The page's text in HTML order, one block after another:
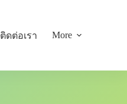
ติดต่อเรา More